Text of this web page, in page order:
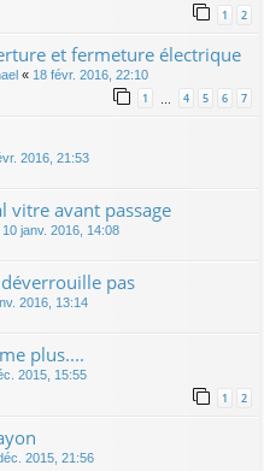
1 2
et fermeture électrique
« 18 févr. 2016, 22:10
1 4 5 6 7
2016, 21:53
vitre avant passage
10 janv. 2016, 14:08
pas
2016, 13:14
plus....
2015, 15:55
1 2
2015, 21:56